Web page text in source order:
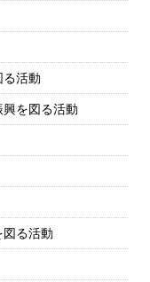
活動
を図る活動
る活動